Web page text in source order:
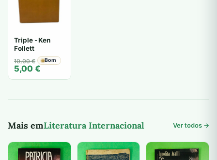
Triple - Ken
Follett
10,00€
O
preço
original
10,00 €.
5,00 €
O
preço
atual
5,00 €.
Bom
Mais emLiteratura Internacional Ver todos →